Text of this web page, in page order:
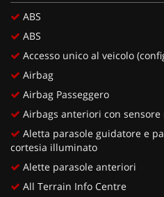
ABS
ABS
Accesso unico al veicolo
Airbag
Airbag Passeggero
Airbags anteriori con
Aletta parasole guidatore e
cortesia illuminato
Alette parasole anteriori
All Terrain Info Centre